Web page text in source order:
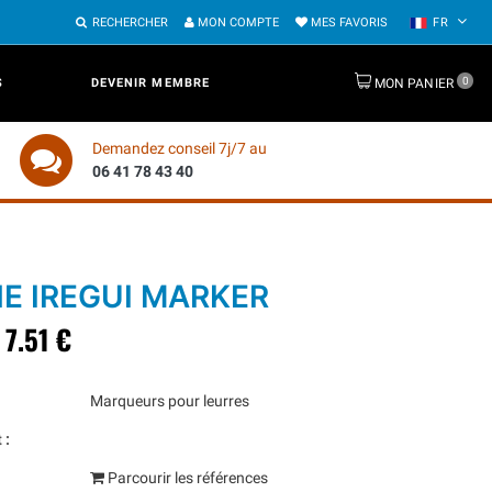
RECHERCHER MON COMPTE MES FAVORIS FR
DEVENIR MEMBRE MON PANIER 0
Demandez conseil 7j/7 au
06 41 78 43 40
IREGUI MARKER
7.51 €
Marqueurs pour leurres
:
Parcourir les références